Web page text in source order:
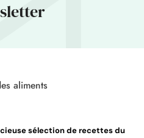
aliments
sélection de recettes du